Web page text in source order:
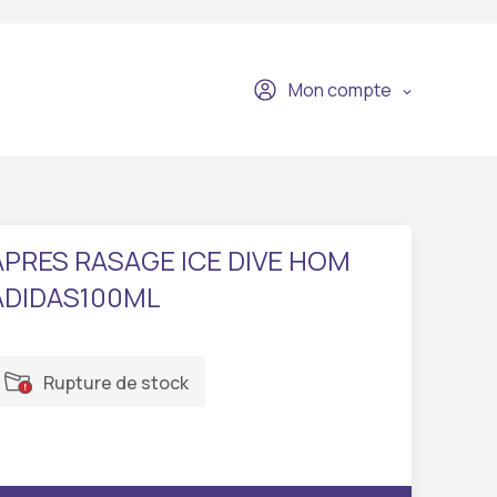
Mon compte
RASAGE ICE DIVE HOM
Rupture de stock